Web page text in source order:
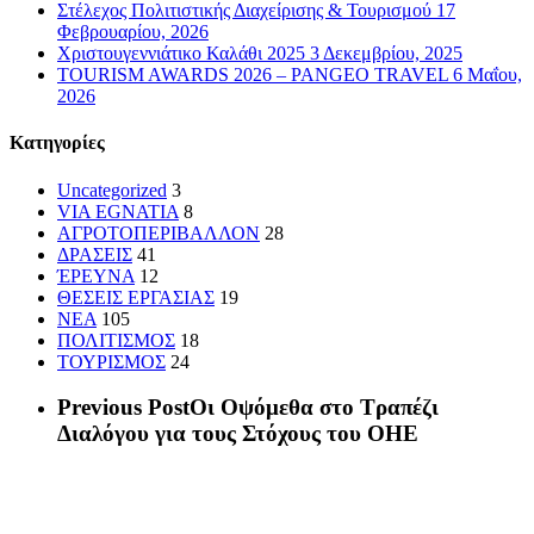
Στέλεχος Πολιτιστικής Διαχείρισης & Τουρισμού 17
Φεβρουαρίου, 2026
Χριστουγεννιάτικο Καλάθι 2025 3 Δεκεμβρίου, 2025
TOURISM AWARDS 2026 – PANGEO TRAVEL 6 Μαΐου,
2026
Kατηγορίες
Uncategorized 3
VIA EGNATIA 8
ΑΓΡΟΤΟΠΕΡΙΒΑΛΛΟΝ 28
ΔΡΑΣΕΙΣ 41
ΈΡΕΥΝΑ 12
ΘΕΣΕΙΣ ΕΡΓΑΣΙΑΣ 19
ΝΕΑ 105
ΠΟΛΙΤΙΣΜΟΣ 18
ΤΟΥΡΙΣΜΟΣ 24
Previous PostΟι Οψόμεθα στο Τραπέζι
Διαλόγου για τους Στόχους του ΟΗΕ